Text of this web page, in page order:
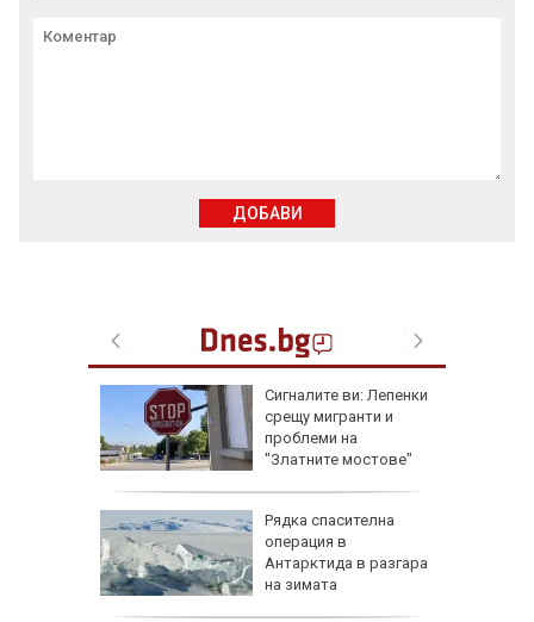
Сигналите ви: Лепенки
срещу мигранти и
проблеми на
"Златните мостове"
Рядка спасителна
операция в
Антарктида в разгара
на зимата
ДОБАВИ